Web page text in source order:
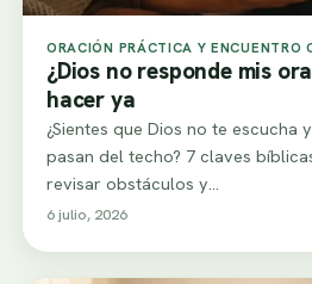
ORACIÓN PRÁCTICA Y ENCUENTRO
¿Dios no responde mis
hacer ya
¿Sientes que Dios no te escucha
pasan del techo? 7 claves
revisar obstáculos y…
6 julio, 2026